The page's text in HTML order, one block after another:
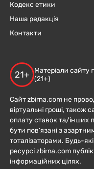
Кодекс етики
Наша редакція
Контакти
21+
Матеріали сайту
(21+)
Сайт zbirna.com не
віртуальні гроші, також
оплату ставок та/інших
бути пов’язані з
тоталізаторами. Будь-
ресурсі zbirna.com
інформаційних цілях.